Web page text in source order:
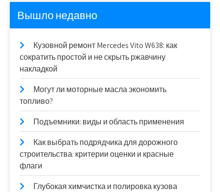
Вышло недавно
Кузовной ремонт Mercedes Vito W638: как
сократить простой и не скрыть ржавчину
накладкой
Могут ли моторные масла экономить
топливо?
Подъемники: виды и область применения
Как выбрать подрядчика для дорожного
строительства: критерии оценки и красные
флаги
Глубокая химчистка и полировка кузова